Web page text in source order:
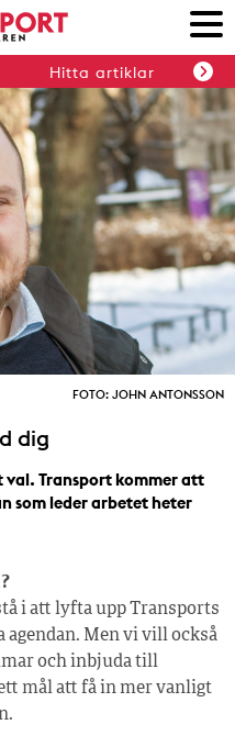
Hitta artiklar
FOTO: JOHN ANTONSSON
dig
val. Transport kommer att
som leder arbetet heter
i att lyfta upp Transports
Men vi vill också
och inbjuda till
mål att få in mer vanligt